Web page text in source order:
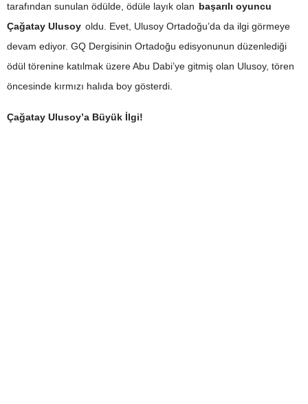
tarafından sunulan ödülde, ödüle layık olan başarılı oyuncu
Çağatay Ulusoy oldu. Evet, Ulusoy Ortadoğu’da da ilgi görmeye
devam ediyor. GQ Dergisinin Ortadoğu edisyonunun düzenlediği
ödül törenine katılmak üzere Abu Dabi’ye gitmiş olan Ulusoy, tören
öncesinde kırmızı halıda boy gösterdi.
Çağatay Ulusoy’a Büyük İlgi!